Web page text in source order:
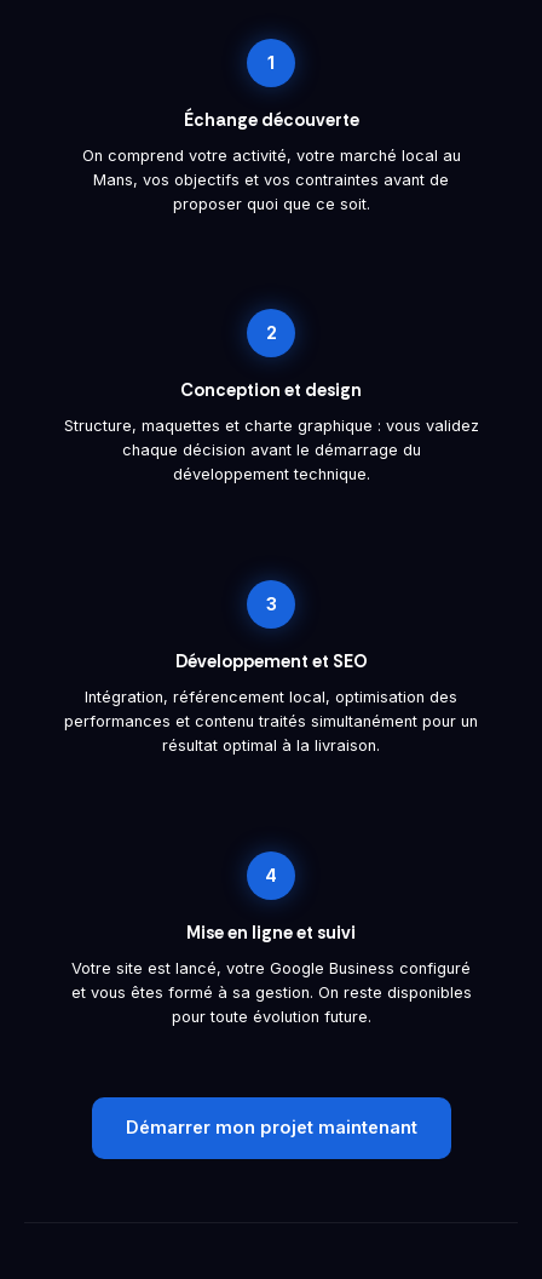
1
Échange découverte
On comprend votre activité, votre marché local au
Mans, vos objectifs et vos contraintes avant de
proposer quoi que ce soit.
2
Conception et design
Structure, maquettes et charte graphique : vous validez
chaque décision avant le démarrage du
développement technique.
3
Développement et SEO
Intégration, référencement local, optimisation des
performances et contenu traités simultanément pour un
résultat optimal à la livraison.
4
Mise en ligne et suivi
Votre site est lancé, votre Google Business configuré
et vous êtes formé à sa gestion. On reste disponibles
pour toute évolution future.
Démarrer mon projet maintenant